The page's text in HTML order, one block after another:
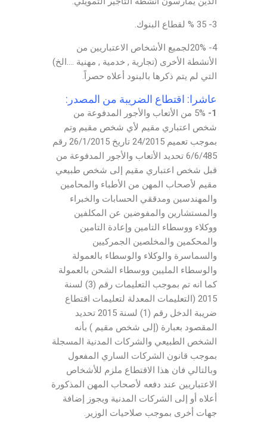
3- 35 % لقطاع البنوك.
4- 20%لجميع الأشخاص الاعتباريين من
الأنشطة الأخرى (تجارية , خدمية , مهنية ….الخ)
التي لم يتم ذكرها بالبنود أعلاه حصراً.
عاشرا: اقتطاع الضريبة من المصدر:
1-
5% من الأتعاب والأجور المدفوعة من
شخص اعتباري مقيم لأي شخص مقيم وتم
بموجب تعميم 24/2015 تاريخ 26/1/2015 رقم
6/6/485 تحديد الأتعاب والأجور المدفوعة من
قبل شخص اعتباري مقيم إلى شخص طبيعي
مقيم لأصحاب المهن من الأطباء والمحامين
والمهندسين ومدققي الحسابات والخبراء
والمستشارين والمفوضين عن المكلفين
ووكلاء ووسطاء التامين وإعادة التامين
والمحكمين والمخلصين الجمركيين
والسماسرة والوكلاء والوسطاء بالعمولة
والوسطاء المليين ووسطاء الشحن بالعمولة
كما انه تم بموجب التعليمات رقم (3) لسنة
2015 (التعليمات المعدلة لتعليمات اقتطاع
ضريبة الدخل رقم (1) لسنة 2015 تحديد
المقصود بعبارة (إلى شخص مقيم ) بأنه
الشخص الطبيعي والشركات المدنية المسجلة
بموجب قانون الشركات الساري المفعول
وبالتالي فان هذا الاقتطاع ملزم للأشخاص
الاعتباريين عند دفعه لأصحاب المهن المذكورة
أعلاه أو إلى الشركات المدنية ويجوز إضافة
جهات أخرى بموجب صلاحيات الوزير.